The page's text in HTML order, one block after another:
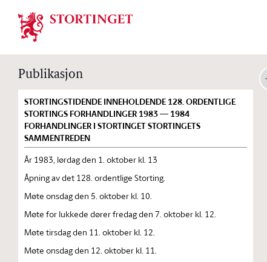
Stortinget.no
Publikasjon
STORTINGSTIDENDE INNEHOLDENDE 128. ORDENTLIGE
STORTINGS FORHANDLINGER 1983 — 1984
FORHANDLINGER I STORTINGET STORTINGETS
SAMMENTREDEN
År 1983, lørdag den 1. oktober kl. 13
Åpning av det 128. ordentlige Storting.
Møte onsdag den 5. oktober kl. 10.
Møte for lukkede dører fredag den 7. oktober kl. 12.
Møte tirsdag den 11. oktober kl. 12.
Møte onsdag den 12. oktober kl. 11.